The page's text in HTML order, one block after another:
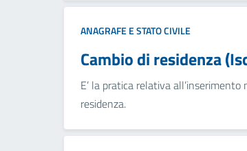
ANAGRAFE E STATO CIVILE
Cambio di residenza
E’ la pratica relativa
residenza.